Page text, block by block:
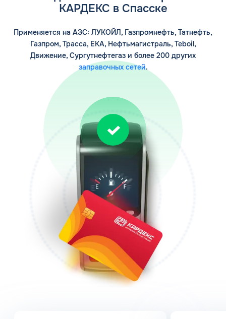
КАРДЕКС в Спасске
Применяется на АЗС: ЛУКОЙЛ, Газпромнефть, Татнефть,
Газпром, Трасса, ЕКА, Нефтьмагистраль, Teboil,
Движение, Сургутнефтегаз и более 200 других
заправочных сетей.
Заполняя форму, я соглашаюсь с
обработкой персональных данных